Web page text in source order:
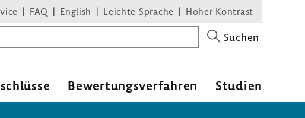
FAQ English Leichte Sprache Hoher Kontrast
Suchen
Bewer­tungs­ver­fahren Studien